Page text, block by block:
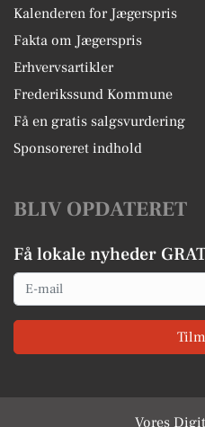
Kalenderen for Jægerspris
Fakta om Jægerspris
Erhvervsartikler
Frederikssund Kommune
Få en gratis salgsvurdering
Sponsoreret indhold
BLIV OPDATERET
Få lokale nyheder
Email
Vores